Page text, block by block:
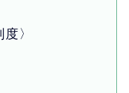
〉